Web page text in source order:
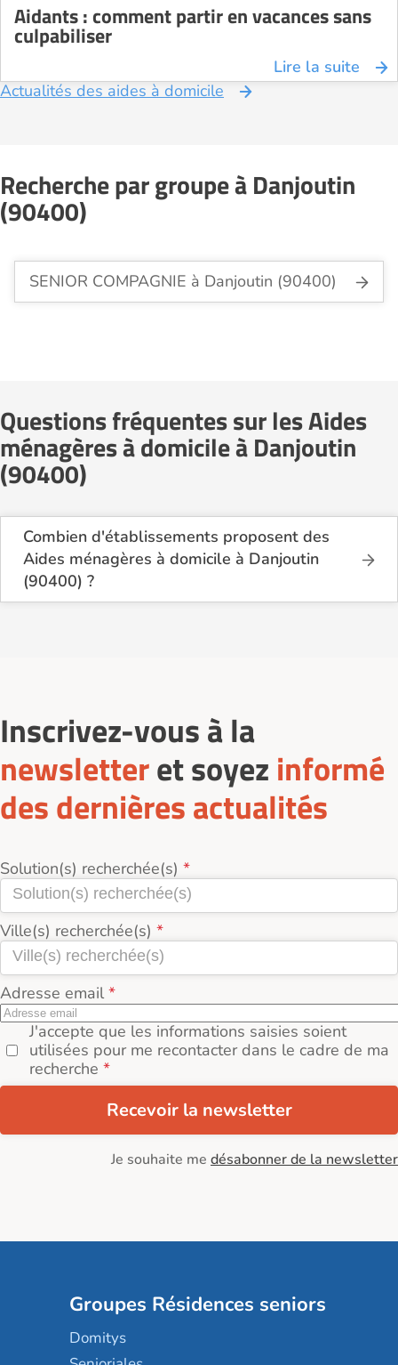
Aidants : comment partir en vacances sans
culpabiliser
Lire la suite
Actualités des aides à domicile
Recherche par groupe à Danjoutin
(90400)
SENIOR COMPAGNIE à Danjoutin (90400)
Questions fréquentes sur les Aides
ménagères à domicile à Danjoutin
(90400)
Combien d'établissements proposent des
Aides ménagères à domicile à Danjoutin
(90400) ?
Sur le site Logement-seniors.com, on recense
Inscrivez-vous à la
newsletteret soyez informé
des dernières actualités
Solution(s) recherchée(s)
Ville(s) recherchée(s)
Adresse email
J'accepte que les informations saisies soient
utilisées pour me recontacter dans le cadre de ma
recherche
Recevoir la newsletter
Je souhaite me désabonner de la newsletter
Groupes Résidences seniors
Domitys